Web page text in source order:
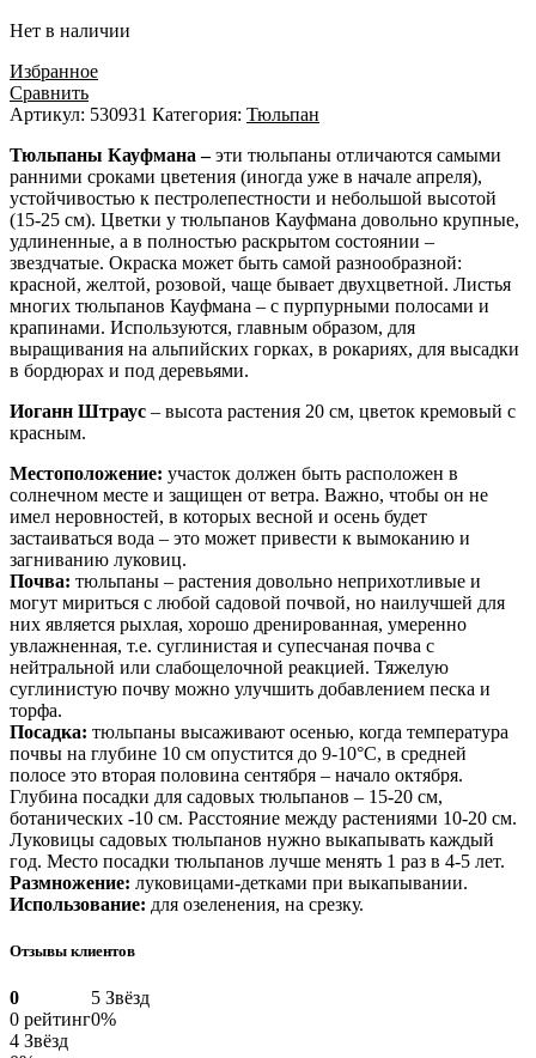
Нет в наличии
Избранное
Сравнить
Артикул: 530931 Категория: Тюльпан
Тюльпаны Кауфмана –эти тюльпаны отличаются самыми
ранними сроками цветения (иногда уже в начале апреля),
устойчивостью к пестролепестности и небольшой высотой
(15-25 см). Цветки у тюльпанов Кауфмана довольно крупные,
удлиненные, а в полностью раскрытом состоянии –
звездчатые. Окраска может быть самой разнообразной:
красной, желтой, розовой, чаще бывает двухцветной. Листья
многих тюльпанов Кауфмана – с пурпурными полосами и
крапинами. Используются, главным образом, для
выращивания на альпийских горках, в рокариях, для высадки
в бордюрах и под деревьями.
Иоганн Штраус – высота растения 20 см, цветок кремовый с
красным.
Местоположение: участок должен быть расположен в
солнечном месте и защищен от ветра. Важно, чтобы он не
имел неровностей, в которых весной и осень будет
застаиваться вода – это может привести к вымоканию и
загниванию луковиц.
Почва: тюльпаны – растения довольно неприхотливые и
могут мириться с любой садовой почвой, но наилучшей для
них является рыхлая, хорошо дренированная, умеренно
увлажненная, т.е. суглинистая и супесчаная почва с
нейтральной или слабощелочной реакцией. Тяжелую
суглинистую почву можно улучшить добавлением песка и
торфа.
Посадка: тюльпаны высаживают осенью, когда температура
почвы на глубине 10 см опустится до 9-10°С, в средней
полосе это вторая половина сентября – начало октября.
Глубина посадки для садовых тюльпанов – 15-20 см,
ботанических -10 см. Расстояние между растениями 10-20 см.
Луковицы садовых тюльпанов нужно выкапывать каждый
год. Место посадки тюльпанов лучше менять 1 раз в 4-5 лет.
Размножение: луковицами-детками при выкапывании.
Использование: для озеленения, на срезку.
Отзывы клиентов
0
0 рейтинг
5 Звёзд
0%
4 Звёзд